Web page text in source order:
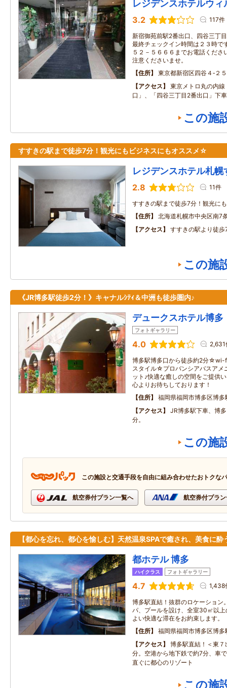
レジデンスホテルウィ
3.2 117件
新宿御苑前駅2番出口、四谷三丁
最終チェックイン時間は２３時で
５２－５６６６までお電話くださ
注意くださいませ。
住所
東京都新宿区四谷４‐２５
アクセス
東京メトロ丸の内
口」、「四谷三丁目2番出口」
この施
すすきの駅まで徒歩7分！観光にもビジネスにもオススメ☆
レジデンスホテル札幌
2.8 11件
すすきの駅まで徒歩7分！観光に
住所
北海道札幌市中央区南7
アクセス
すすきの駅より徒歩
この施
《JR博多駅徒歩2分！》キャナルｼﾃｨ＆中洲も徒歩圏内♪
デュークスホテル博多
フォトギャラリー
4.0 2,631
博多駅博多口から徒歩約2分
スタイル☆プロバンシアバスア
ット♪快適な癒しの空間をご提供
心よりお待ちしております！
住所
福岡県福岡市博多区博
アクセス
JR博多駅下車、博
分。
この施
この施設と交通手段を自由に組み合わせたおトクな
航空券付プラン一覧へ 航空券付プラ
【都心を忘れ、都心を愉しむ】天然温泉SPAで癒され、美食に酔
都ホテル 博多
ハイクラス フォトギャラリー
4.7 1,438
博多駅直結！抜群のロケーション
パ、プールを設け、全室30㎡以
よい快適な滞在をお約束します。
住所
福岡県福岡市博多区博
アクセス
博多駅直結！＜東
分。空港から地下鉄で約7分、車
直ぐに都心のリゾート
この施